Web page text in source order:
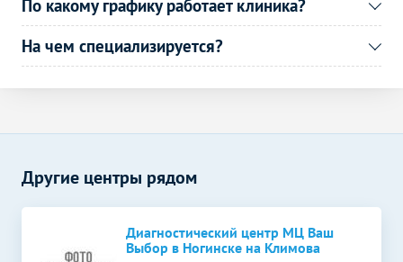
Кольпоскопия 560р. -
По какому графику работает клиника?
На чем специализируется?
Другие центры рядом
Диагностический центр МЦ Ваш
Выбор в Ногинске на Климова